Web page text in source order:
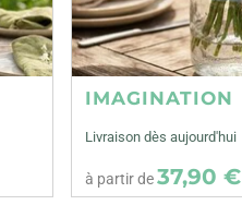
IMAGINATION
Livraison dès aujourd'hui
à partir de37,90 €